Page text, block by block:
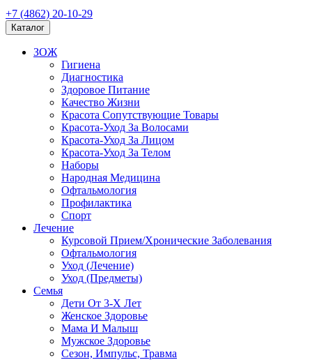
+7 (4862) 20-10-29
Каталог
ЗОЖ
Гигиена
Диагностика
Здоровое Питание
Качество Жизни
Красота Сопутствующие Товары
Красота-Уход За Волосами
Красота-Уход За Лицом
Красота-Уход За Телом
Наборы
Народная Медицина
Офтальмология
Профилактика
Спорт
Лечение
Курсовой Прием/Хронические Заболевания
Офтальмология
Уход (Лечение)
Уход (Предметы)
Семья
Дети От 3-Х Лет
Женское Здоровье
Мама И Малыш
Мужское Здоровье
Сезон, Импульс, Травма